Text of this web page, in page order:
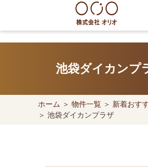
content
世田谷区の相
却・買取は
池袋ダイカンプ
ホーム ＞ 物件一覧 ＞ 新着おす
＞ 池袋ダイカンプラザ